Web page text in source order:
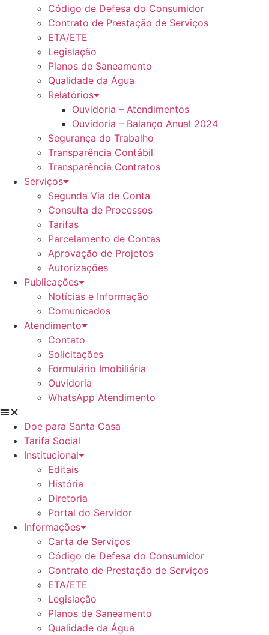
Código de Defesa do Consumidor
Contrato de Prestação de Serviços
ETA/ETE
Legislação
Planos de Saneamento
Qualidade da Água
Relatórios
Ouvidoria – Atendimentos
Ouvidoria – Balanço Anual 2024
Segurança do Trabalho
Transparência Contábil
Transparência Contratos
Serviços
Segunda Via de Conta
Consulta de Processos
Tarifas
Parcelamento de Contas
Aprovação de Projetos
Autorizações
Publicações
Notícias e Informação
Comunicados
Atendimento
Contato
Solicitações
Formulário Imobiliária
Ouvidoria
WhatsApp Atendimento
Doe para Santa Casa
Tarifa Social
Institucional
Editais
História
Diretoria
Portal do Servidor
Informações
Carta de Serviços
Código de Defesa do Consumidor
Contrato de Prestação de Serviços
ETA/ETE
Legislação
Planos de Saneamento
Qualidade da Água